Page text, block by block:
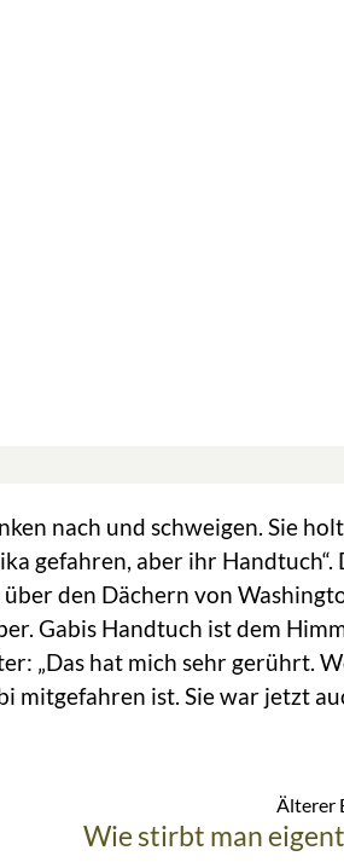
nach und schweigen. Sie
gefahren, aber ihr
den Dächern von
Gabis Handtuch ist dem
„Das hat mich sehr gerührt.
mitgefahren ist. Sie war jetzt
Wie stirbt man
Älterer